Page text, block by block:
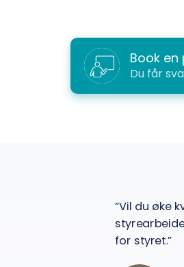
Book
Du får
“Vil du øke
for styret.”